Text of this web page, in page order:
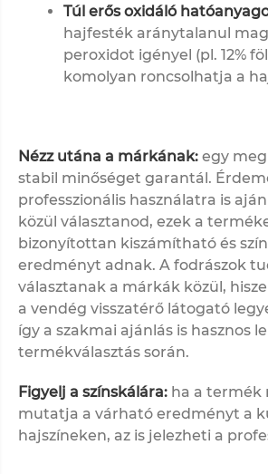
Túl erős oxidáló
hajfesték aránytalanul
peroxidot igényel (pl. 12%
komolyan roncsolhatja a
Nézz utána a márkának: egy
stabil minőséget garantál.
professzionális használatra is
közül választanod, ezek a
bizonyítottan kiszámítható és
eredményt adnak. A fodrászok
választanak a márkák közül,
a vendég visszatérő látogató
így a szakmai ajánlás is hasznos
termékválasztás során.
Figyelj a színskálára: ha a termék
mutatja a várható eredményt a
hajszíneken, az is jelezheti a